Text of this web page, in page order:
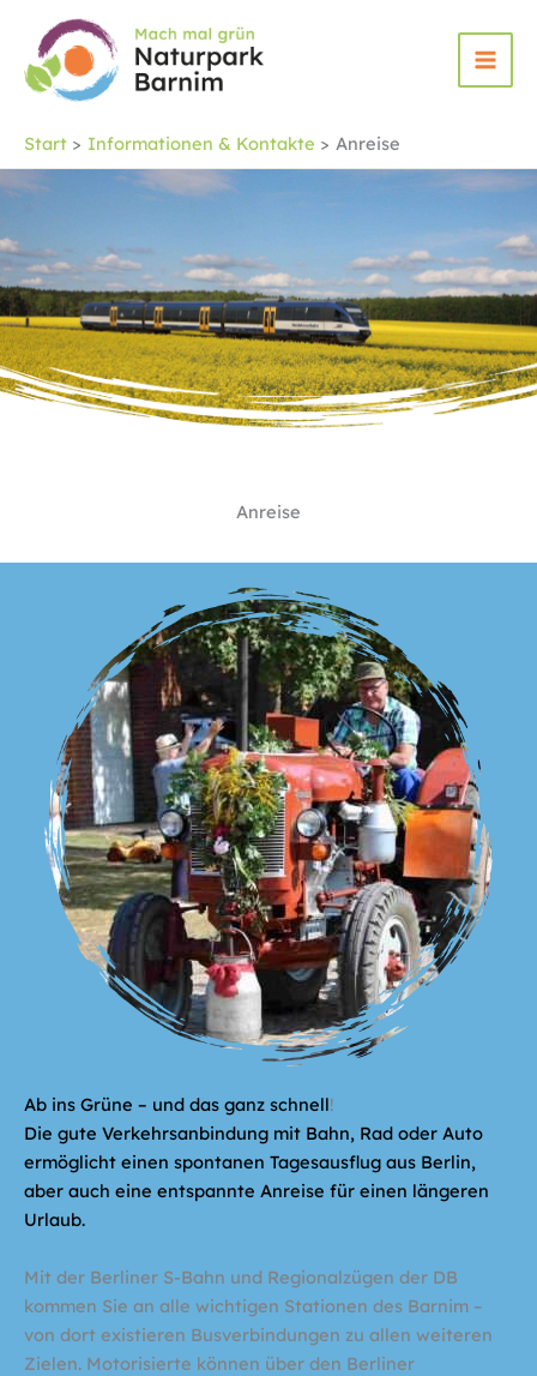
Inhalt
springen
Start Informationen & Kontakte Anreise
Anreise
Ab ins Grüne – und das ganz schnell!
Die gute Verkehrsanbindung mit Bahn, Rad oder Auto
ermöglicht einen spontanen Tagesausflug aus Berlin,
aber auch eine entspannte Anreise für einen längeren
Urlaub.
Mit der Berliner S-Bahn und Regionalzügen der DB
kommen Sie an alle wichtigen Stationen des Barnim –
von dort existieren Busverbindungen zu allen weiteren
Zielen. Motorisierte können über den Berliner